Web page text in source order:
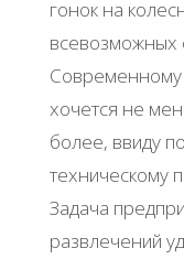
гонок на
всевозможных
Современному
хочется не
более, ввиду
техническому
Задача
развлечений